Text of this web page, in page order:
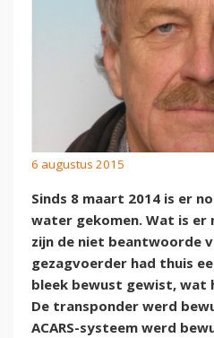
6 augustus 2015
Sinds 8 maart 2014 is er
water gekomen. Wat is er
zijn de niet beantwoorde
gezagvoerder had thuis
bleek bewust gewist, wat
De transponder werd
ACARS-systeem werd